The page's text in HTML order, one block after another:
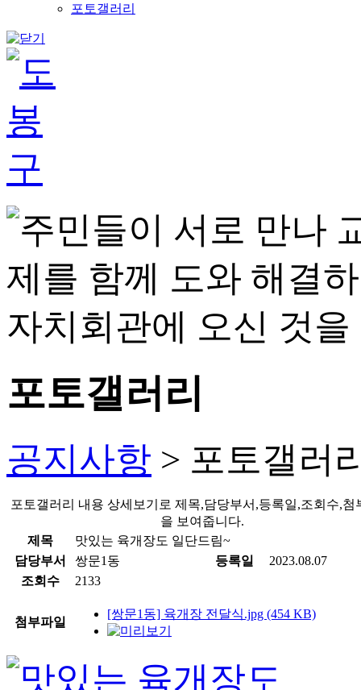
포토갤러리
포토갤러리
공지사항 > 포토갤러
포토갤러리 내용 상세보기로 제목,담당부서,등록일,조회수,첨
을 보여줍니다.
제목
맛있는 육개장도 일단드림~
담당부서
쌍문1동 등록일
2023.08.07
조회수
2133
첨부파일
[쌍문1동] 육개장 전달식.jpg (454 KB)